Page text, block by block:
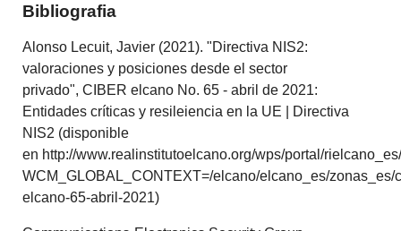
Bibliografia
Alonso Lecuit, Javier (2021). "Directiva NIS2:
valoraciones y posiciones desde el sector
privado", CIBER elcano No. 65 - abril de 2021:
Entidades críticas y resileiencia en la UE | Directiva
NIS2 (disponible
en http://www.realinstitutoelcano.org/wps/portal/
WCM_GLOBAL_CONTEXT=/elcano/elcano_es/zonas_es/
elcano-65-abril-2021)